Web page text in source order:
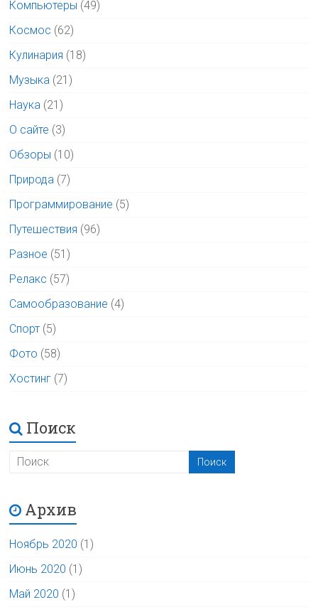
Компьютеры (49)
Космос (62)
Кулинария (18)
Музыка (21)
Наука (21)
О сайте (3)
Обзоры (10)
Природа (7)
Программирование (5)
Путешествия (96)
Разное (51)
Релакс (57)
Самообразование (4)
Спорт (5)
Фото (58)
Хостинг (7)
Поиск
Архив
Ноябрь 2020 (1)
Июнь 2020 (1)
Май 2020 (1)